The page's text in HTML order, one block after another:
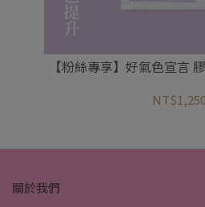
【
NT$1,250
關於我們